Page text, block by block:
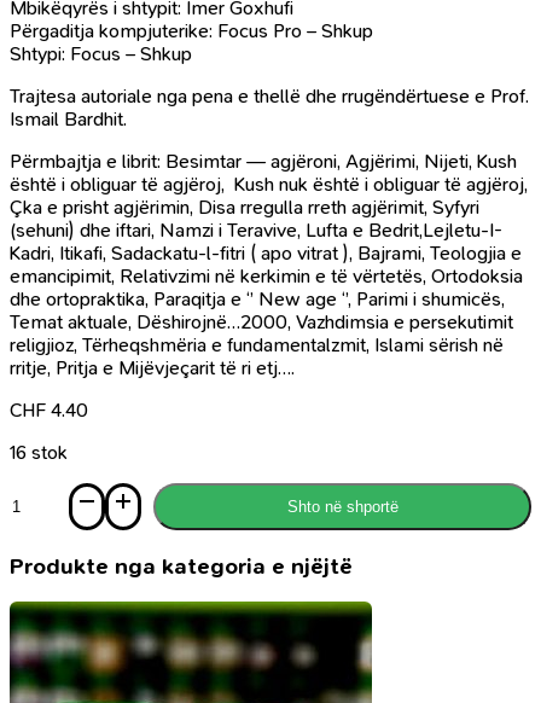
Mbikëqyrës i shtypit: Imer Goxhufi
Përgaditja kompjuterike: Focus Pro – Shkup
Shtypi: Focus – Shkup
Trajtesa autoriale nga pena e thellë dhe rrugëndërtuese e Prof.
Ismail Bardhit.
Përmbajtja e librit: Besimtar — agjëroni, Agjërimi, Nijeti, Kush
është i obliguar të agjëroj, Kush nuk është i obliguar të agjëroj,
Çka e prisht agjërimin, Disa rregulla rreth agjërimit, Syfyri
(sehuni) dhe iftari, Namzi i Teravive, Lufta e Bedrit,Lejletu-I-
Kadri, Itikafi, Sadackatu-l-fitri ( apo vitrat ), Bajrami, Teologjia e
emancipimit, Relativzimi në kerkimin e të vërtetës, Ortodoksia
dhe ortopraktika, Paraqitja e ‘’ New age ‘’, Parimi i shumicës,
Temat aktuale, Dëshirojnë…2000, Vazhdimsia e persekutimit
religjioz, Tërheqshmëria e fundamentalzmit, Islami sërish në
rritje, Pritja e Mijëvjeçarit të ri etj….
CHF 4.40
16 stok
Ramazani
mileniume
teologjia
e
tij
Shto në shportë
Produkte nga kategoria e njëjtë